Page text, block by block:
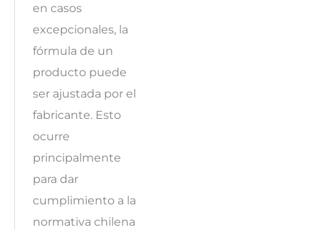
en casos
excepcionales, la
fórmula de un
producto puede
ser ajustada por el
fabricante. Esto
ocurre
principalmente
para dar
cumplimiento a la
normativa chilena